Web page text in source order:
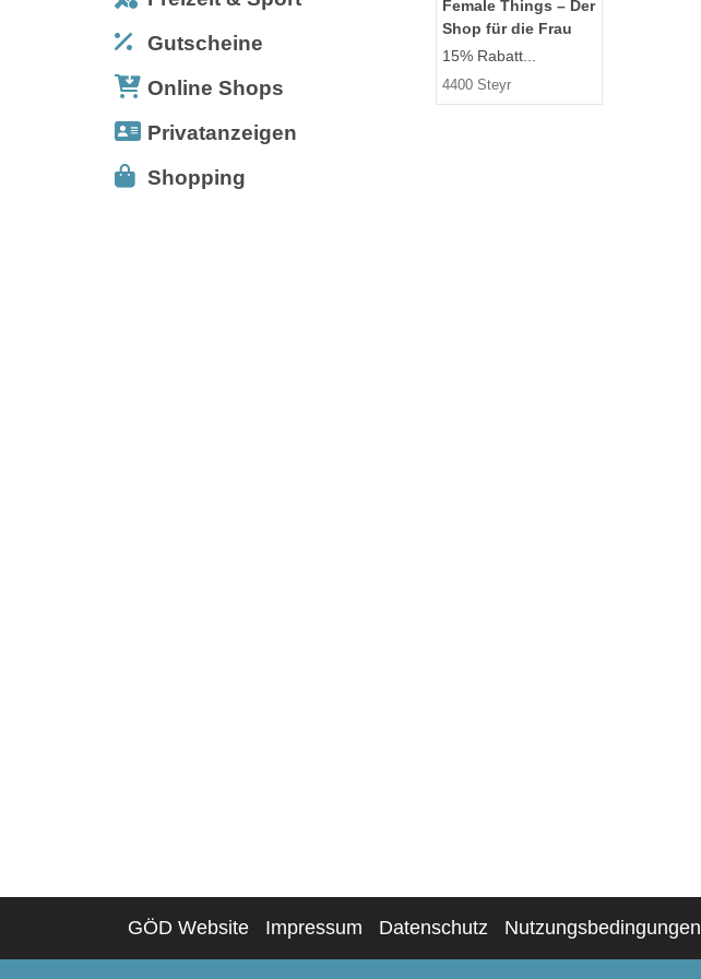
Gutscheine
Online Shops
Privatanzeigen
Shopping
Female Things – Der
Shop für die Frau
15% Rabatt...
4400 Steyr
GÖD Website Impressum Datenschutz Nutzungsbedingungen